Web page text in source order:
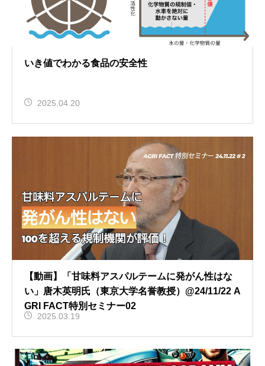
いき値でわかる食品の安全性
2025.04.20
【動画】「甘味料アスパルテームに発がん性はな
い」唐木英明氏（東京大学名誉教授）@24/11/22 A
GRI FACT特別セミナー02
2025.03.19